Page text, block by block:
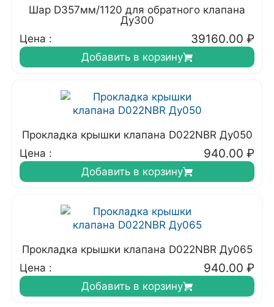
Шар D357мм/1120 для обратного клапана
Ду300
Цена :
39160.00 ₽
Добавить в корзину
Прокладка крышки клапана D022NBR Ду050
Цена :
940.00 ₽
Добавить в корзину
Прокладка крышки клапана D022NBR Ду065
Цена :
940.00 ₽
Добавить в корзину